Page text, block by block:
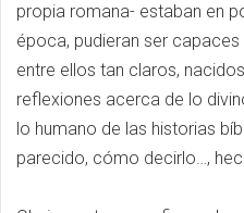
propia romana- estaban en
época, pudieran ser
entre ellos tan claros,
reflexiones acerca de lo
lo humano de las historias
parecido, cómo decirlo…,